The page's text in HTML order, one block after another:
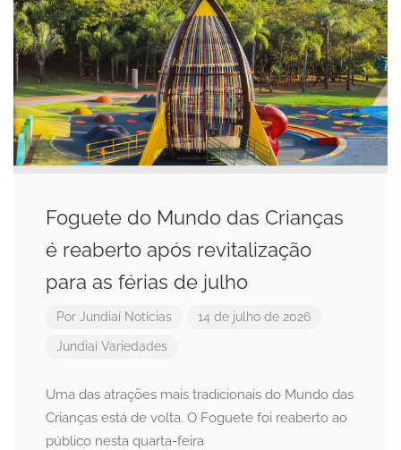
Foguete do Mundo das Crianças
é reaberto após revitalização
para as férias de julho
Por Jundiaí Notícias 14 de julho de 2026
Jundiaí Variedades
Uma das atrações mais tradicionais do Mundo das
Crianças está de volta. O Foguete foi reaberto ao
público nesta quarta-feira